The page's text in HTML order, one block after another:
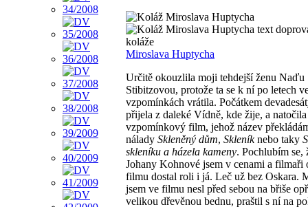
text
koláže
Miroslava Huptycha
Určitě okouzlila moji tehdejší ženu Naďu
Stibitzovou, protože ta se k ní po letech
vzpomínkách vrátila. Počátkem
přijela z daleké Vídně, kde žije, a natočila
vzpomínkový film, jehož název
nálady Skleněný dům, Skleníknebo taky
skleníku a házela kameny. Pochlubím se,
Johany Kohnové jsem v cenami a filmaři
filmu dostal roli i já. Leč už bez Oskara.
jsem ve filmu nesl před sebou na břiše
velikou dřevěnou bednu, praštil s ní na